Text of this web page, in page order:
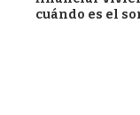
cuándo es el